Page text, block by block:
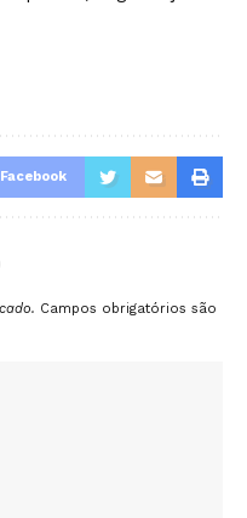
Facebook
Campos obrigatórios são